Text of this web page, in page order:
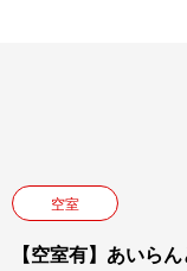
空室
【空室有】あいら